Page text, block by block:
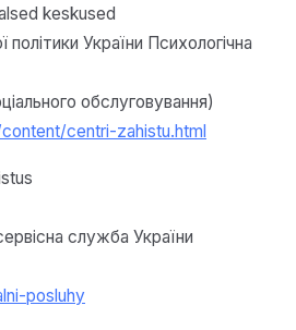
keskused
політики України Психологічна
обслуговування)
centri-zahistu.html
служба України
posluhy